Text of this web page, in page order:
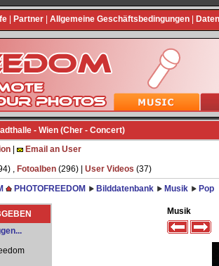
Partner Allgemeine Geschäftsbedingungen
- Wien (Cher - Concert)
Email an User
, Fotoalben (296) | User Videos (37)
PHOTOFREEDOM Bilddatenbank Musik Pop
Musik